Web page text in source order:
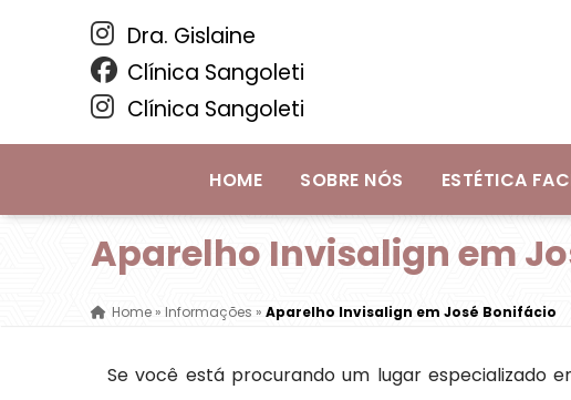
Dra. Gislaine
Clínica Sangoleti
Clínica Sangoleti
HOME SOBRE NÓS ESTÉTICA
Aparelho Invisalign em
Home»Informações »Aparelho Invisalign em José Bonifácio
Se você está procurando um lugar especializado